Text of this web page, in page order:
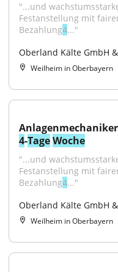
"...und
Festanstellung mit
Bezahlung4..."
Oberland Kälte GmbH
Weilheim in Oberbayern
4-TageWoche
"...und
Festanstellung mit
Bezahlung4..."
Oberland Kälte GmbH
Weilheim in Oberbayern